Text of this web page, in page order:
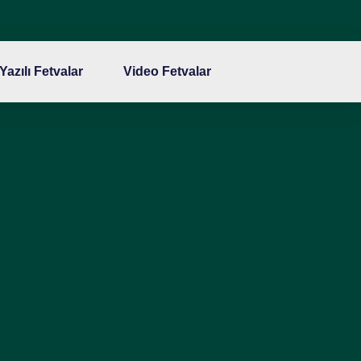
Fetvalar Video Fetvalar